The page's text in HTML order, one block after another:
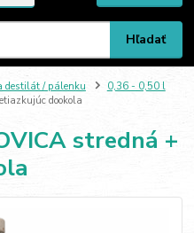
Hľadať
destilát / pálenku
0,36 - 0,50 l
dookola
stredná +